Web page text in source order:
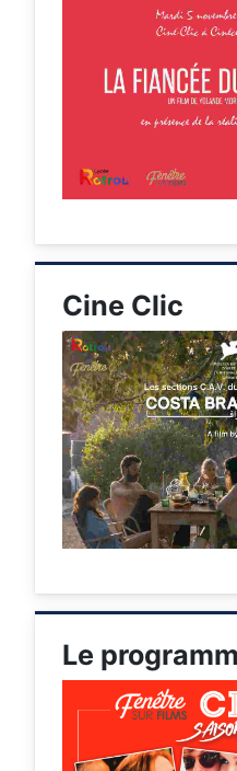
Cine Clic
Le